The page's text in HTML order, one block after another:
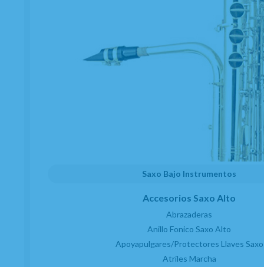
Saxo Bajo Instrumentos
Accesorios Saxo Alto
Abrazaderas
Anillo Fonico Saxo Alto
Apoyapulgares/Protectores Llaves Saxo
Atriles Marcha